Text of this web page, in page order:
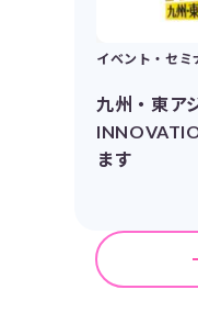
イベント・セミ
九州・東ア
ます